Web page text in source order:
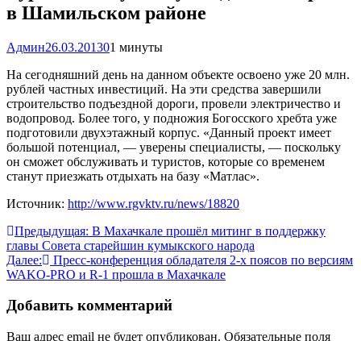
в Шамильском районе
Админ26.03.201301 минуты
На сегодняшний день на данном объекте освоено уже 20 млн.
рублей частных инвестиций. На эти средства завершили
строительство подъездной дороги, провели электричество и
водопровод. Более того, у подножия Богосского хребта уже
подготовили двухэтажный корпус. «Данный проект имеет
большой потенциал, — уверены специалисты, — поскольку
он сможет обслуживать и туристов, которые со временем
станут приезжать отдыхать на базу «Матлас».
Источник: http://www.rgvktv.ru/news/18820
Навигация
по
записям
Предыдущая: В Махачкале прошёл митинг в поддержку
главы Совета старейшин кумыкского народа
Далее:
Пресс-конференция обладателя 2-х поясов по версиям
WAKO-PRO и R-1 прошла в Махачкале
Добавить комментарий
Ваш адрес email не будет опубликован. Обязательные поля